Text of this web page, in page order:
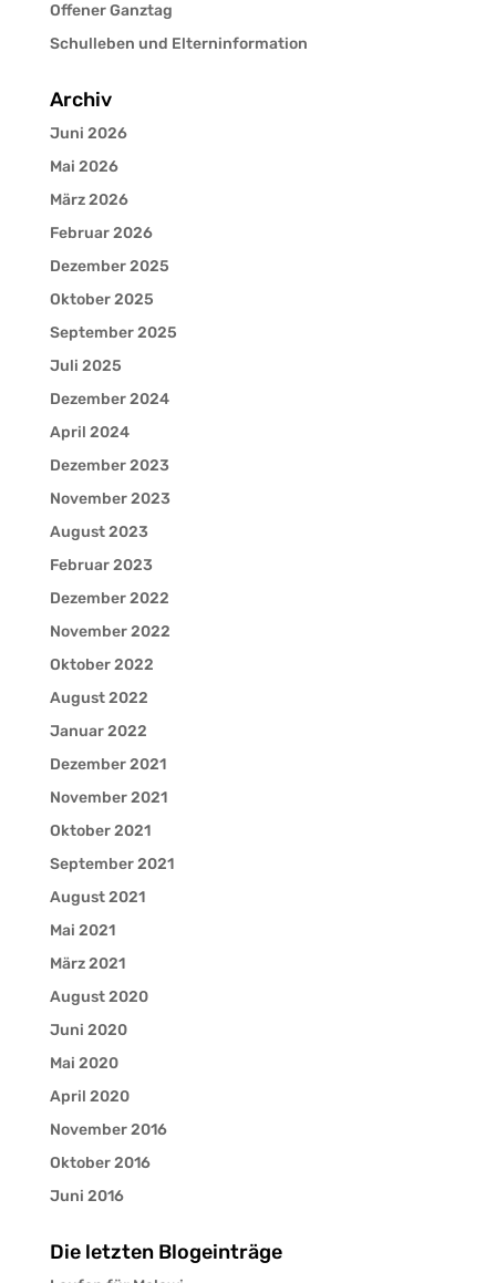
Offener Ganztag
Schulleben und Elterninformation
Archiv
Juni 2026
Mai 2026
März 2026
Februar 2026
Dezember 2025
Oktober 2025
September 2025
Juli 2025
Dezember 2024
April 2024
Dezember 2023
November 2023
August 2023
Februar 2023
Dezember 2022
November 2022
Oktober 2022
August 2022
Januar 2022
Dezember 2021
November 2021
Oktober 2021
September 2021
August 2021
Mai 2021
März 2021
August 2020
Juni 2020
Mai 2020
April 2020
November 2016
Oktober 2016
Juni 2016
Die letzten Blogeinträge